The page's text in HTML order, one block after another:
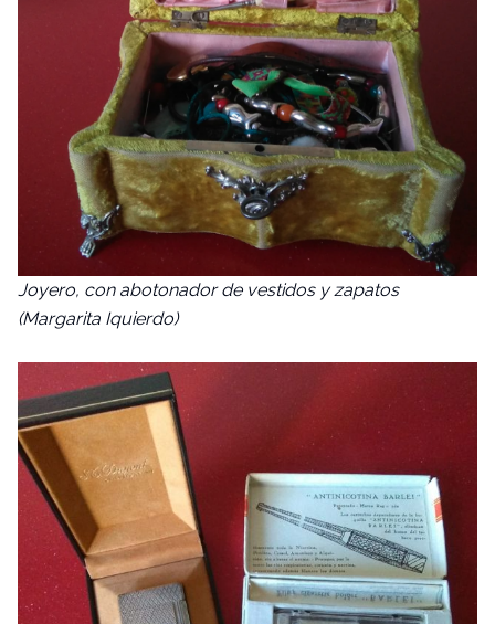
Joyero, con abotonador de vestidos y zapatos
(Margarita Iquierdo)